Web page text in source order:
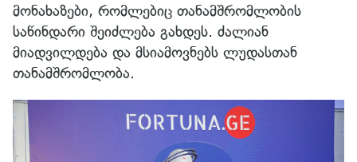
მონახაზები, რომლებიც თანამშრომლობის
საწინდარი შეიძლება გახდეს. ძალიან
მიადვილდება და მსიამოვნებს ლუდასთან
თანამშრომლობა.